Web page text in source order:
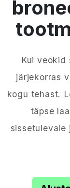
Kui veokid
järjekorras
kogu tehast.
täpse
sissetulevale